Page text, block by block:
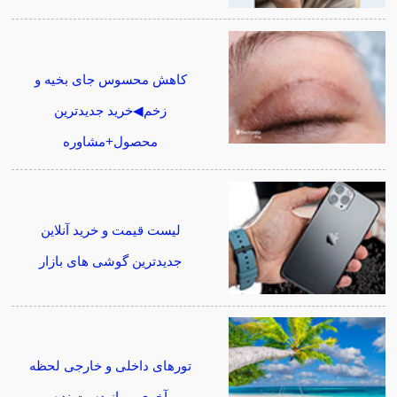
کاهش محسوس جای بخیه و
زخم◀خرید جدیدترین
محصول+مشاوره
لیست قیمت و خرید آنلاین
جدیدترین گوشی های بازار
تورهای داخلی و خارجی لحظه